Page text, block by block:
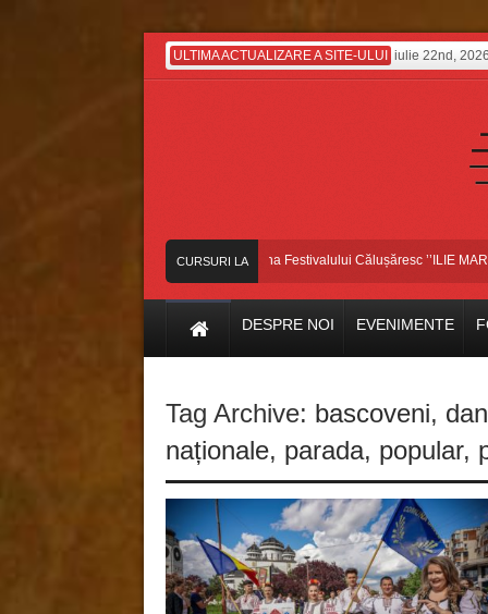
ULTIMA ACTUALIZARE A SITE-ULUI iulie 22nd,
CURSURI LA
ZI
Dansatorii bascoveni, pe scena Festivalului Călușăresc ’’ILIE
DESPRE NOI EVENIMENTE
Tag Archive: bascoveni,
naționale, parada, popular,